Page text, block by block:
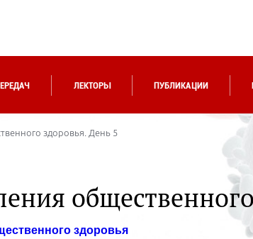
ЛЕКТОРЫ ПУБЛИКАЦИИ
здоровья. День 5
здоровья